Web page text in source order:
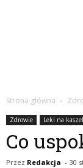
Strona główna
Zdrowie Leki na
Co
Przez Redakcja - 30